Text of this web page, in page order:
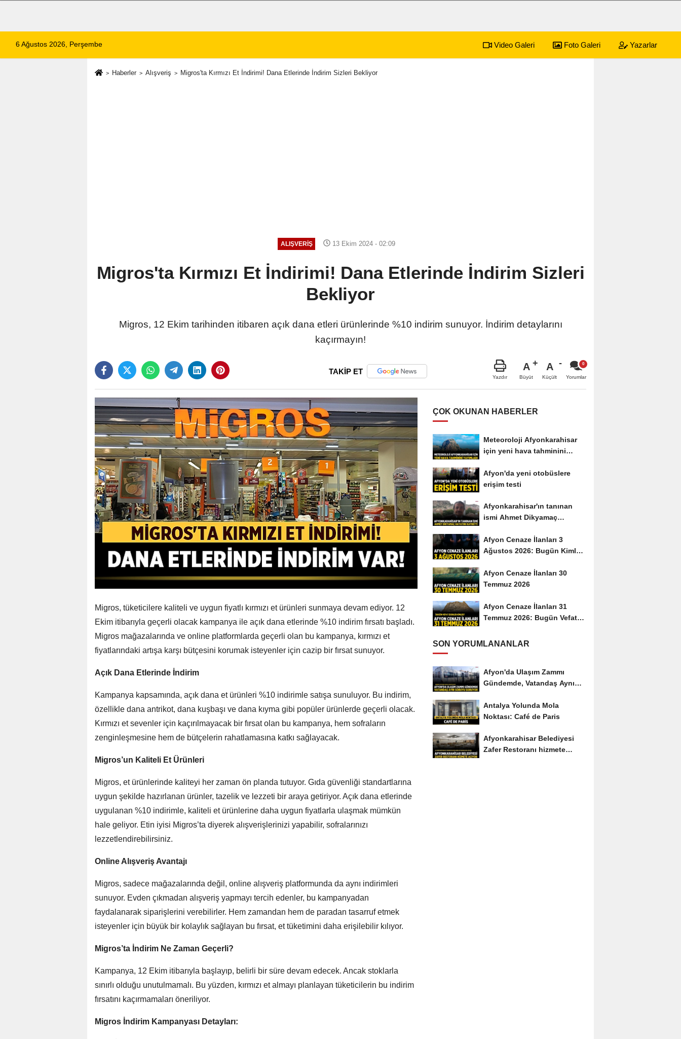
6 Ağustos 2026, Perşembe Video Galeri Foto Galeri Yazarlar
Haberler Alışveriş Migros'ta Kırmızı Et İndirimi! Dana Etlerinde İndirim Sizleri Bekliyor
ALIŞVERIŞ 13 Ekim 2024 - 02:09
Migros'ta Kırmızı Et İndirimi! Dana Etlerinde İndirim Sizleri
Bekliyor
Migros, 12 Ekim tarihinden itibaren açık dana etleri ürünlerinde %10 indirim sunuyor. İndirim detaylarını
kaçırmayın!
TAKİP ET
Yazdır
A
Büyüt
A
Küçült Yorumlar
Migros, tüketicilere kaliteli ve uygun fiyatlı kırmızı et ürünleri sunmaya devam ediyor. 12
Ekim itibarıyla geçerli olacak kampanya ile açık dana etlerinde %10 indirim fırsatı başladı.
Migros mağazalarında ve online platformlarda geçerli olan bu kampanya, kırmızı et
fiyatlarındaki artışa karşı bütçesini korumak isteyenler için cazip bir fırsat sunuyor.
Açık Dana Etlerinde İndirim
Kampanya kapsamında, açık dana et ürünleri %10 indirimle satışa sunuluyor. Bu indirim,
özellikle dana antrikot, dana kuşbaşı ve dana kıyma gibi popüler ürünlerde geçerli olacak.
Kırmızı et sevenler için kaçırılmayacak bir fırsat olan bu kampanya, hem sofraların
zenginleşmesine hem de bütçelerin rahatlamasına katkı sağlayacak.
Migros’un Kaliteli Et Ürünleri
Migros, et ürünlerinde kaliteyi her zaman ön planda tutuyor. Gıda güvenliği standartlarına
uygun şekilde hazırlanan ürünler, tazelik ve lezzeti bir araya getiriyor. Açık dana etlerinde
uygulanan %10 indirimle, kaliteli et ürünlerine daha uygun fiyatlarla ulaşmak mümkün
hale geliyor. Etin iyisi Migros’ta diyerek alışverişlerinizi yapabilir, sofralarınızı
lezzetlendirebilirsiniz.
Online Alışveriş Avantajı
Migros, sadece mağazalarında değil, online alışveriş platformunda da aynı indirimleri
sunuyor. Evden çıkmadan alışveriş yapmayı tercih edenler, bu kampanyadan
faydalanarak siparişlerini verebilirler. Hem zamandan hem de paradan tasarruf etmek
isteyenler için büyük bir kolaylık sağlayan bu fırsat, et tüketimini daha erişilebilir kılıyor.
Migros’ta İndirim Ne Zaman Geçerli?
Kampanya, 12 Ekim itibarıyla başlayıp, belirli bir süre devam edecek. Ancak stoklarla
sınırlı olduğu unutulmamalı. Bu yüzden, kırmızı et almayı planlayan tüketicilerin bu indirim
fırsatını kaçırmamaları öneriliyor.
Migros İndirim Kampanyası Detayları:
ÇOK OKUNAN HABERLER
Meteoroloji Afyonkarahisar
için yeni hava tahminini
Afyon'da yeni otobüslere
erişim testi
Afyonkarahisar'ın tanınan
ismi Ahmet Dikyamaç
Afyon Cenaze İlanları 3
Ağustos 2026: Bugün Kimler
Afyon Cenaze İlanları 30
Temmuz 2026
Afyon Cenaze İlanları 31
Temmuz 2026: Bugün Vefat
SON YORUMLANANLAR
Afyon'da Ulaşım Zammı
Gündemde, Vatandaş Aynı
Antalya Yolunda Mola
Noktası: Café de Paris
Afyonkarahisar Belediyesi
Zafer Restoranı hizmete